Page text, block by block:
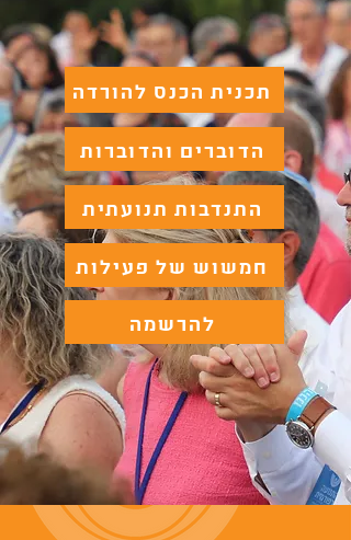
תכנית הכנס להורדה
הדוברים והדוברות
התנדבות תנועתית
חמשוש של פעילות
להרשמה